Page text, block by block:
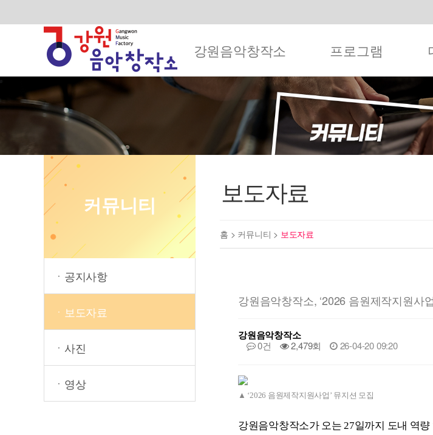
강원음악창작소 프로그램
커뮤니티
ㆍ공지사항
ㆍ보도자료
ㆍ사진
ㆍ영상
보도자료
홈 > 커뮤니티 > 보도자료
강원음악창작소, ‘2026 음원제작지원사
강원음악창작소
0건 2,479회 26-04-20 09:20
▲ ‘2026 음원제작지원사업’ 뮤지션 모집
강원음악창작소가 오는 27일까지 도내 역